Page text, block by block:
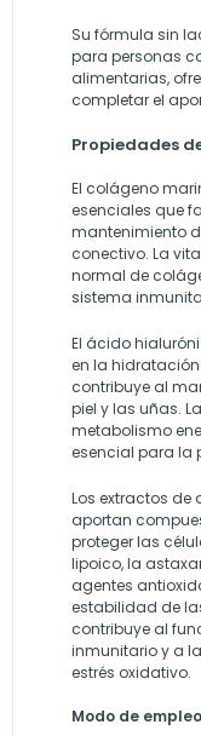
Su fórmula sin
para personas
alimentarias,
completar el
Propiedades
El colágeno
esenciales que
mantenimiento
conectivo. La
normal de
sistema
El ácido
en la
contribuye al
piel y las uñas.
metabolismo
esencial para la
Los extractos de
aportan
proteger las
lipoico, la
agentes
estabilidad de
contribuye al
inmunitario y a
estrés oxidativo.
Modo de empleo